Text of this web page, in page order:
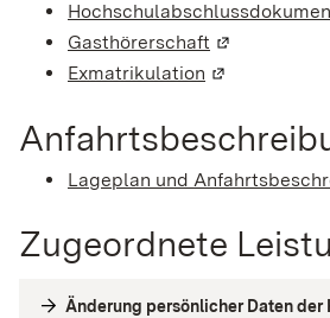
Gasthörerschaft (Wird in
Exmatrikulation (Wird in
Lageplan und
Zugeordnete
Änderung persönlicher Daten